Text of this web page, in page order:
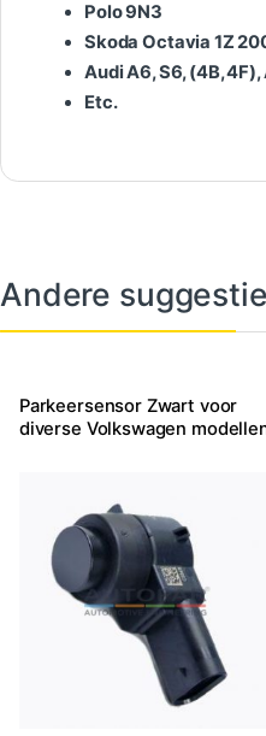
Polo 9N3
Skoda Octavia 1Z
Audi A6, S6, (4B, 4F),
Etc.
Andere
Parkeersensor Zwart voor
diverse Volkswagen